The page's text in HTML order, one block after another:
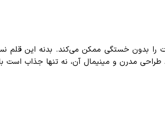
را بدون خستگی ممکن می‌کند. بدنه این قلم
مدرن و مینیمال آن، نه تنها جذاب است